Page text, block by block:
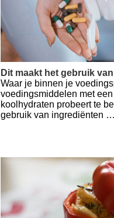
Dit maakt het gebruik
Waar je binnen je
voedingsmiddelen met een
koolhydraten probeert te
gebruik van ingrediënten …